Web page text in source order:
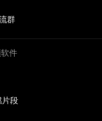
群
件
段